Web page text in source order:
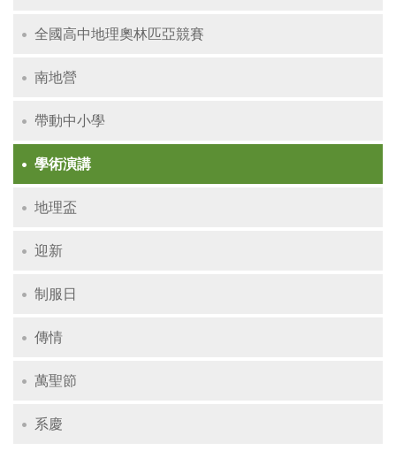
全國高中地理奧林匹亞競賽
南地營
帶動中小學
學術演講
地理盃
迎新
制服日
傳情
萬聖節
系慶